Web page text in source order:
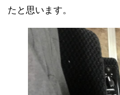
たと思います。